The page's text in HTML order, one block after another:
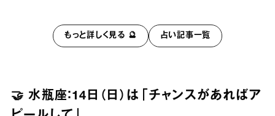
もっと詳しく見る 🔮 占い記事一覧
🤝 水瓶座：14日（日）は「チャンスがあればア